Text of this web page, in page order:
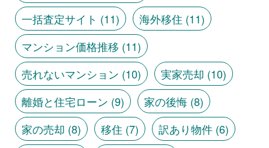
一括査定サイト (11) 海外移住 (11)
マンション価格推移 (11)
売れないマンション (10) 実家売却 (10)
離婚と住宅ローン (9) 家の後悔(8)
家の売却 (8) 移住 (7) 訳あり物件(6)